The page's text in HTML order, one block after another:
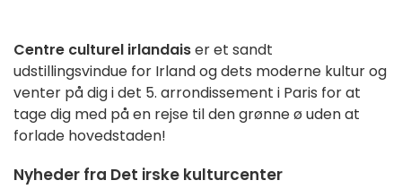
Centre culturel irlandaiser et sandt
udstillingsvindue for Irland og dets moderne kultur og
venter på dig i det 5. arrondissement i Paris for at
tage dig med på en rejse til den grønne ø uden at
forlade hovedstaden!
Nyheder fra Det irske kulturcenter